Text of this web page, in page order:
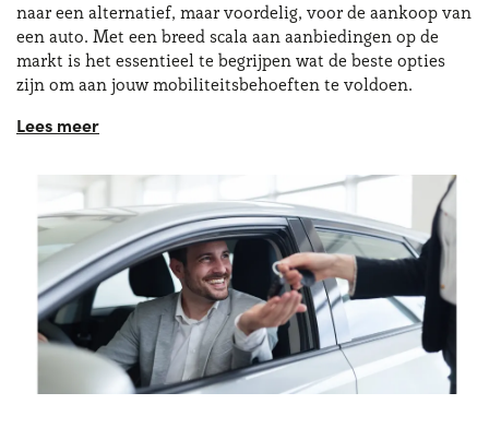
naar een alternatief, maar voordelig, voor de aankoop van
een auto. Met een breed scala aan aanbiedingen op de
markt is het essentieel te begrijpen wat de beste opties
zijn om aan jouw mobiliteitsbehoeften te voldoen.
Bezoek Yoyomove en ontdek de verschillende
particulieren, de beschikbare prijzen en welke factoren je
moet overwegen bij het kiezen van de beste oplossing
voor jou. Wanneer het gaat om langetermijnleasing van
elektrische auto’s, kunnen particulieren en bedrijven met
Yoyomove gemakkelijk het ideale voertuig vinden. Een
private lease elektrische auto geeft je bovendien de
zekerheid van gegarandeerde levertijden en
kwaliteitsvolle klantenondersteuning!
Deautoleasen-formule voor particulierenis net zo